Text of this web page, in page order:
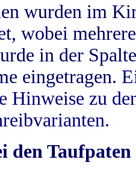
wurden im
wobei
in der
eingetragen.
Hinweise zu
den Taufpaten